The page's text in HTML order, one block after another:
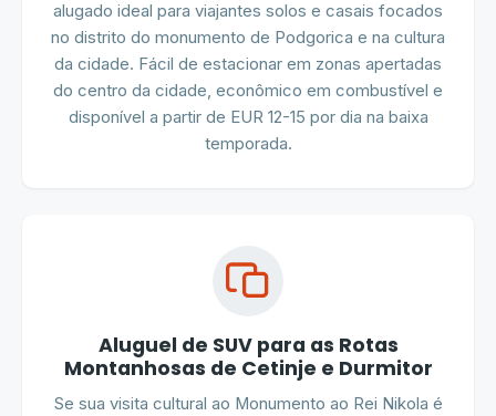
alugado ideal para viajantes solos e casais focados
no distrito do monumento de Podgorica e na cultura
da cidade. Fácil de estacionar em zonas apertadas
do centro da cidade, econômico em combustível e
disponível a partir de EUR 12-15 por dia na baixa
temporada.
Aluguel de SUV para as Rotas
Montanhosas de Cetinje e Durmitor
Se sua visita cultural ao Monumento ao Rei Nikola é